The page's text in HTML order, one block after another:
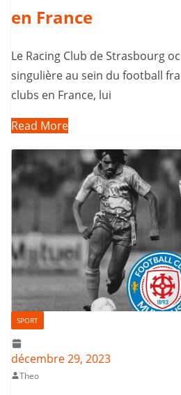
en France
Le Racing Club de Strasbourg
singulière au sein du football
clubs en France, lui
Read More
SPORT
décembre 29, 2023
Theo